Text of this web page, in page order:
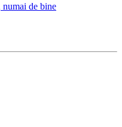
numai de bine